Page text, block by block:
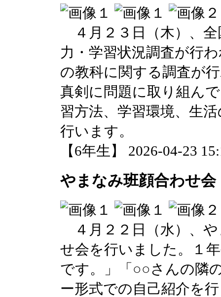
４月２３日（木）、全
力・学習状況調査が行
の教科に関する調査が
真剣に問題に取り組ん
習方法、学習環境、生
行います。
【6年生】 2026-04-23
やまなみ班顔合わせ会
４月２２日（水）、
せ会を行いました。１
です。」「○○さんの隣
ー形式での自己紹介を